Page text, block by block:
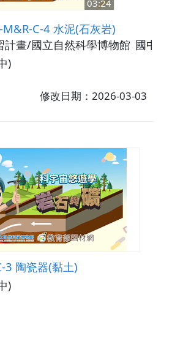
03:24
C-4 水泥(石灰岩)
計畫/國立自然科學博物館 國中7-
)
修改日期：2026-03-03
3 陶瓷器(黏土)
)